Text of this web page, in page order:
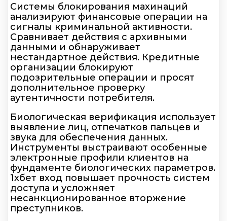
Системы блокирования махинаций
анализируют финансовые операции на
сигналы криминальной активности.
Сравнивает действия с архивными
данными и обнаруживает
нестандартное действия. Кредитные
организации блокируют
подозрительные операции и просят
дополнительное проверку
аутентичности потребителя.
Биологическая верификация использует
выявление лиц, отпечатков пальцев и
звука для обеспечения данных.
Инструменты выстраивают особенные
электронные профили клиентов на
фундаменте биологических параметров.
1хбет вход повышает прочность систем
доступа и усложняет
несанкционированное вторжение
преступников.